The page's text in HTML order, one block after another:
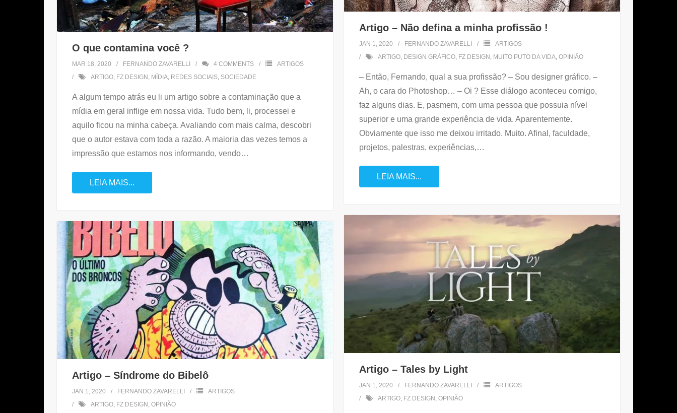
O que contamina você ?
MAR 18, 2020 FERNANDO ZAVARELLI 4 COMMENTS
ARTIGOS
ARTIGO, FZ DESIGN , MÍDIA, REDES SOCIAIS, SOCIEDADE
A algum tempo atrás eu li um artigo sobre a contaminação que a
mídia em geral inflige em nossa vida. Tudo bem, li, processei e
aquilo ficou na minha cabeça. Avaliando com mais calma, descobri
que o autor estava com toda a razão. A maioria das vezes temos a
impressão que estamos nos informando, vendo…
LEIA MAIS...
Artigo – Não defina a minha profissão !
JAN 1, 2020 FERNANDO ZAVARELLI
ARTIGOS
ARTIGO DESIGN GRÁFICO FZ DESIGN MUITO PUTO DA VIDA OPINIÃO
– Então, Fernando, qual a sua profissão? – Sou designer gráfico. –
Ah, o cara do Photoshop… – Oi ? Esse diálogo aconteceu comigo,
faz alguns dias. E, pasmem, com uma pessoa que possuia nível
superior e uma grande experiência de vida. Aparentemente.
Obviamente que isso me deixou irritado. Muito. Afinal, faculdade,
projetos, palestras, experiências,…
LEIA MAIS...
Artigo – Tales by Light
JAN 1, 2020 FERNANDO ZAVARELLI
ARTIGOS
ARTIGO FZ DESIGN OPINIÃO
Artigo – Síndrome do Bibelô
JAN 1, 2020 FERNANDO ZAVARELLI
ARTIGOS
ARTIGO, FZ DESIGN , OPINIÃO